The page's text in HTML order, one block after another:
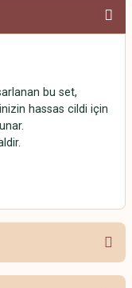
bu set,
hassas cildi için